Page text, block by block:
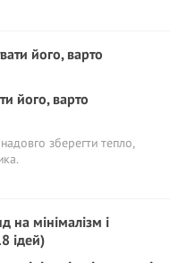
його, варто
зберегти тепло,